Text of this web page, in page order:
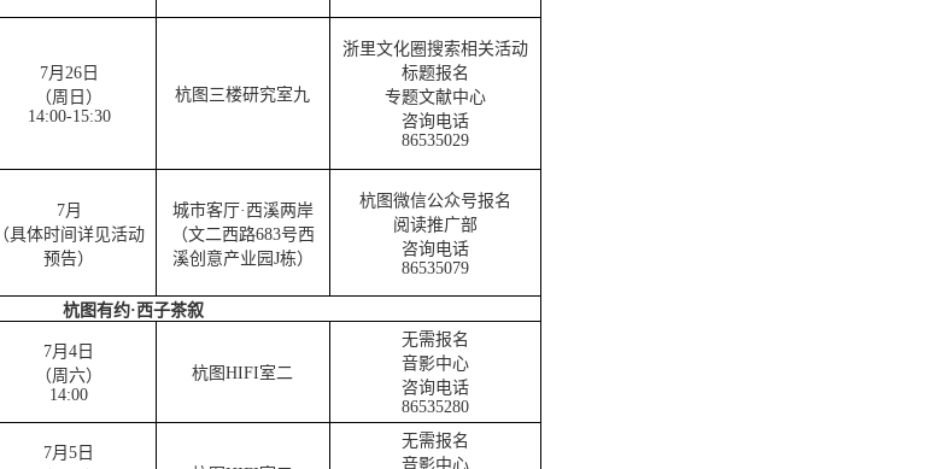
7月26日
（周日）
14:00-15:30
杭图三楼研究室九
浙里文化圈搜索相关活动
标题报名
专题文献中心
咨询电话
86535029
7月
（具体时间详见活动
预告）
城市客厅·西溪两岸
（文二西路683号西
溪创意产业园J栋）
杭图微信公众号报名
阅读推广部
咨询电话
86535079
杭图有约·西子茶叙
7月4日
（周六）
14:00
杭图HIFI室二
无需报名
音影中心
咨询电话
86535280
7月5日
无需报名
音影中心